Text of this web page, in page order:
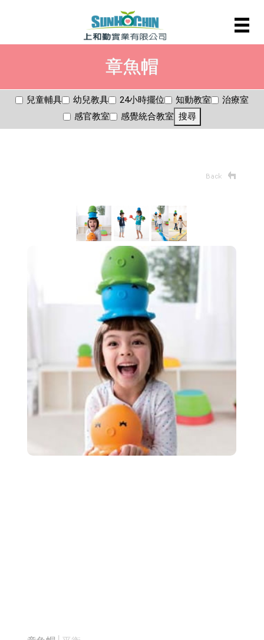
章魚帽
兒童輔具 幼兒教具 24小時擺位 知動教室
治療室
感官教室
感覺統合教室 搜尋